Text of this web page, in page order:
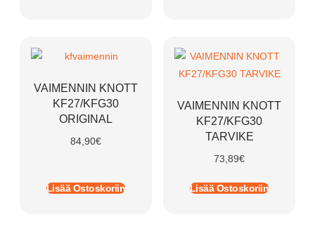
VAIMENNIN KNOTT
KF27/KFG30
ORIGINAL
84,90€
Lisää Ostoskoriin
VAIMENNIN KNOTT
KF27/KFG30
TARVIKE
73,89€
Lisää Ostoskoriin